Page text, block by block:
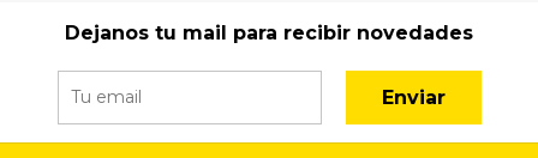
Dejanos tu mail para recibir novedades
Enviar